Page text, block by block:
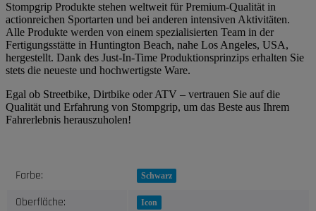
Stompgrip Produkte stehen weltweit für Premium-Qualität in
actionreichen Sportarten und bei anderen intensiven Aktivitäten.
Alle Produkte werden von einem spezialisierten Team in der
Fertigungsstätte in Huntington Beach, nahe Los Angeles, USA,
hergestellt. Dank des Just-In-Time Produktionsprinzips erhalten Sie
stets die neueste und hochwertigste Ware.
Egal ob Streetbike, Dirtbike oder ATV – vertrauen Sie auf die
Qualität und Erfahrung von Stompgrip, um das Beste aus Ihrem
Fahrerlebnis herauszuholen!
Produkteigenschaft
Wert
Farbe: Schwarz
Oberfläche: Icon